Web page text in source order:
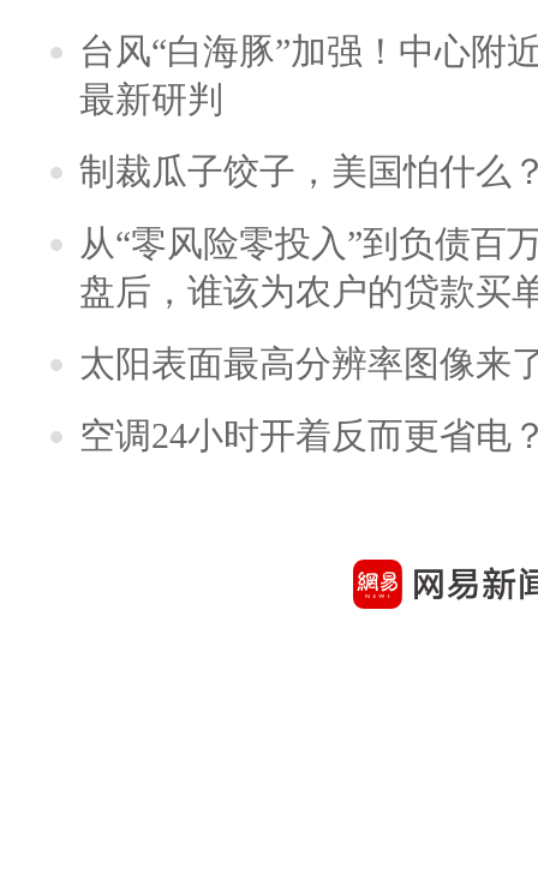
台风“白海豚”加强！中心附
最新研判
制裁瓜子饺子，美国怕什么
从“零风险零投入”到负债百
盘后，谁该为农户的贷款买
太阳表面最高分辨率图像来
空调24小时开着反而更省电